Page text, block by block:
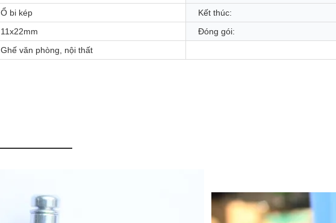
Ổ bi kép Kết thúc:
11x22mm Đóng gói:
Ghế văn phòng, nội thất